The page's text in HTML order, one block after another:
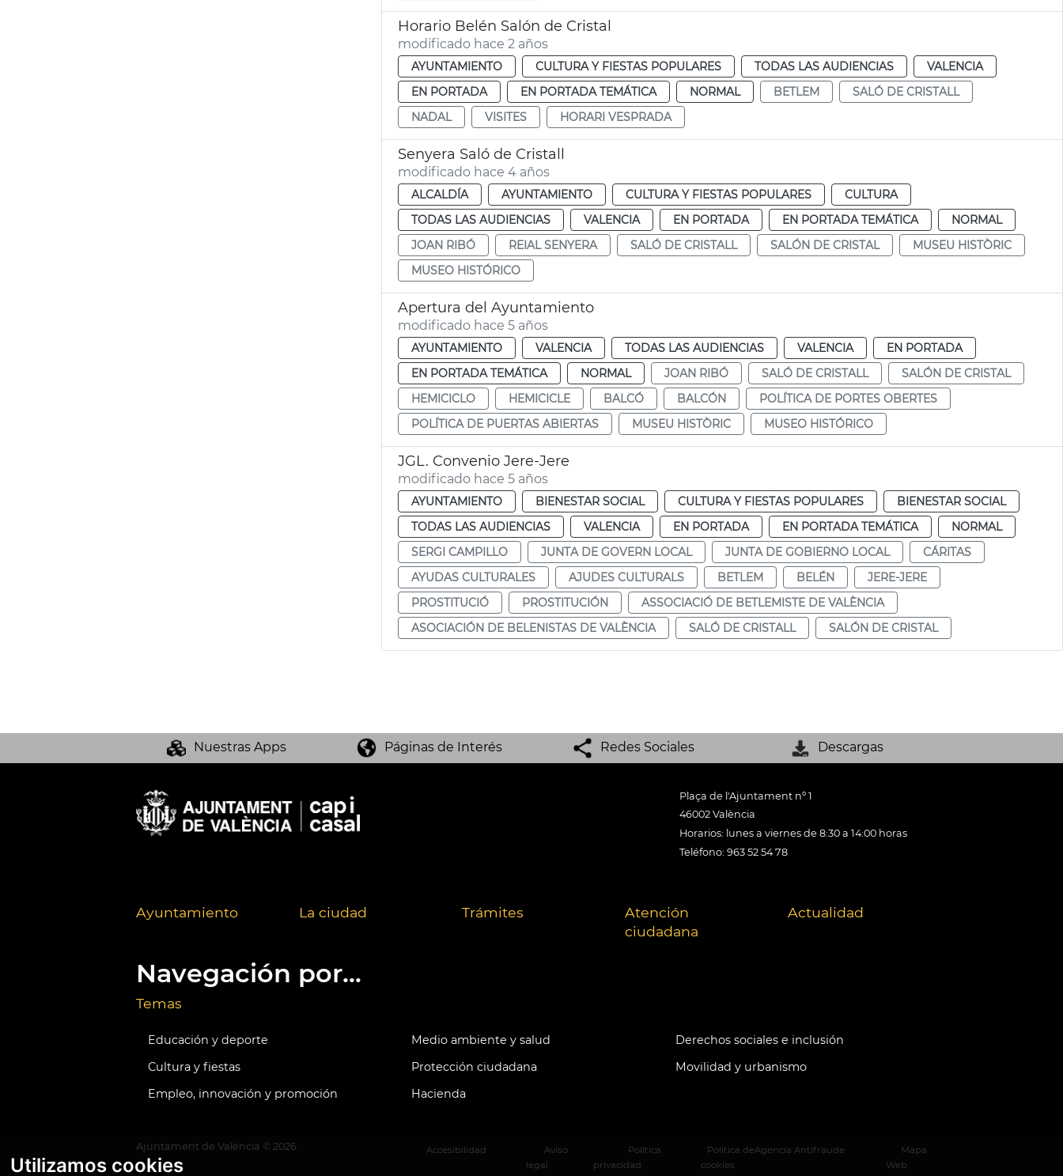
Utilizamos cookies
Horario Belén Salón de Cristal
modificado hace 2 años
AYUNTAMIENTO CULTURA Y FIESTAS POPULARES TODAS LAS AUDIENCIAS
VALENCIA
EN PORTADA
EN PORTADA TEMÁTICA NORMAL BETLEM
SALÓ DE CRISTALL
NADAL
VISITES HORARI VESPRADA
Senyera Saló de Cristall
modificado hace 4 años
ALCALDÍA AYUNTAMIENTO CULTURA Y FIESTAS POPULARES
CULTURA
TODAS LAS AUDIENCIAS
VALENCIA EN PORTADA EN PORTADA TEMÁTICA
NORMAL
JOAN RIBÓ
REIAL SENYERA SALÓ DE CRISTALL SALÓN DE CRISTAL
MUSEU HISTÒRIC
MUSEO HISTÓRICO
Apertura del Ayuntamiento
modificado hace 5 años
AYUNTAMIENTO VALENCIA TODAS LAS AUDIENCIAS VALENCIA
EN PORTADA
EN PORTADA TEMÁTICA
NORMAL JOAN RIBÓ SALÓ DE CRISTALL
SALÓN DE CRISTAL
HEMICICLO
HEMICICLE BALCÓ BALCÓN
POLÍTICA DE PORTES OBERTES
POLÍTICA DE PUERTAS ABIERTAS
MUSEU HISTÒRIC MUSEO HISTÓRICO
JGL. Convenio Jere-Jere
modificado hace 5 años
AYUNTAMIENTO BIENESTAR SOCIAL CULTURA Y FIESTAS POPULARES
BIENESTAR SOCIAL
TODAS LAS AUDIENCIAS
VALENCIA EN PORTADA EN PORTADA TEMÁTICA
NORMAL
SERGI CAMPILLO
JUNTA DE GOVERN LOCAL JUNTA DE GOBIERNO LOCAL
CÁRITAS
AYUDAS CULTURALES
AJUDES CULTURALS BETLEM BELÉN
JERE-JERE
PROSTITUCIÓ
PROSTITUCIÓN
ASSOCIACIÓ DE BETLEMISTE DE VALÈNCIA
ASOCIACIÓN DE BELENISTAS DE VALÈNCIA
SALÓ DE CRISTALL SALÓN DE CRISTAL
Nuestras Apps Páginas de Interés Redes Sociales Descargas
Plaça de l'Ajuntament nº 1
46002 València
Horarios: lunes a viernes de 8:30 a 14:00 horas
Teléfono: 963 52 54 78
Ayuntamiento La ciudad Trámites
Atención
ciudadana
Actualidad
Navegación por...
Temas
Educación y deporte Medio ambiente y salud
Derechos sociales e inclusión
Cultura y fiestas
Protección ciudadana
Movilidad y urbanismo
Empleo, innovación y promoción
Hacienda
Ajuntament de València © 2026 Accesibilidad
Aviso
legal
Política
privacidad
Política de
cookies
Agencia Antifraude
Mapa
Web